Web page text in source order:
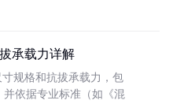
承载力详解
规格和抗拔承载力，包
依据专业标准（如《混